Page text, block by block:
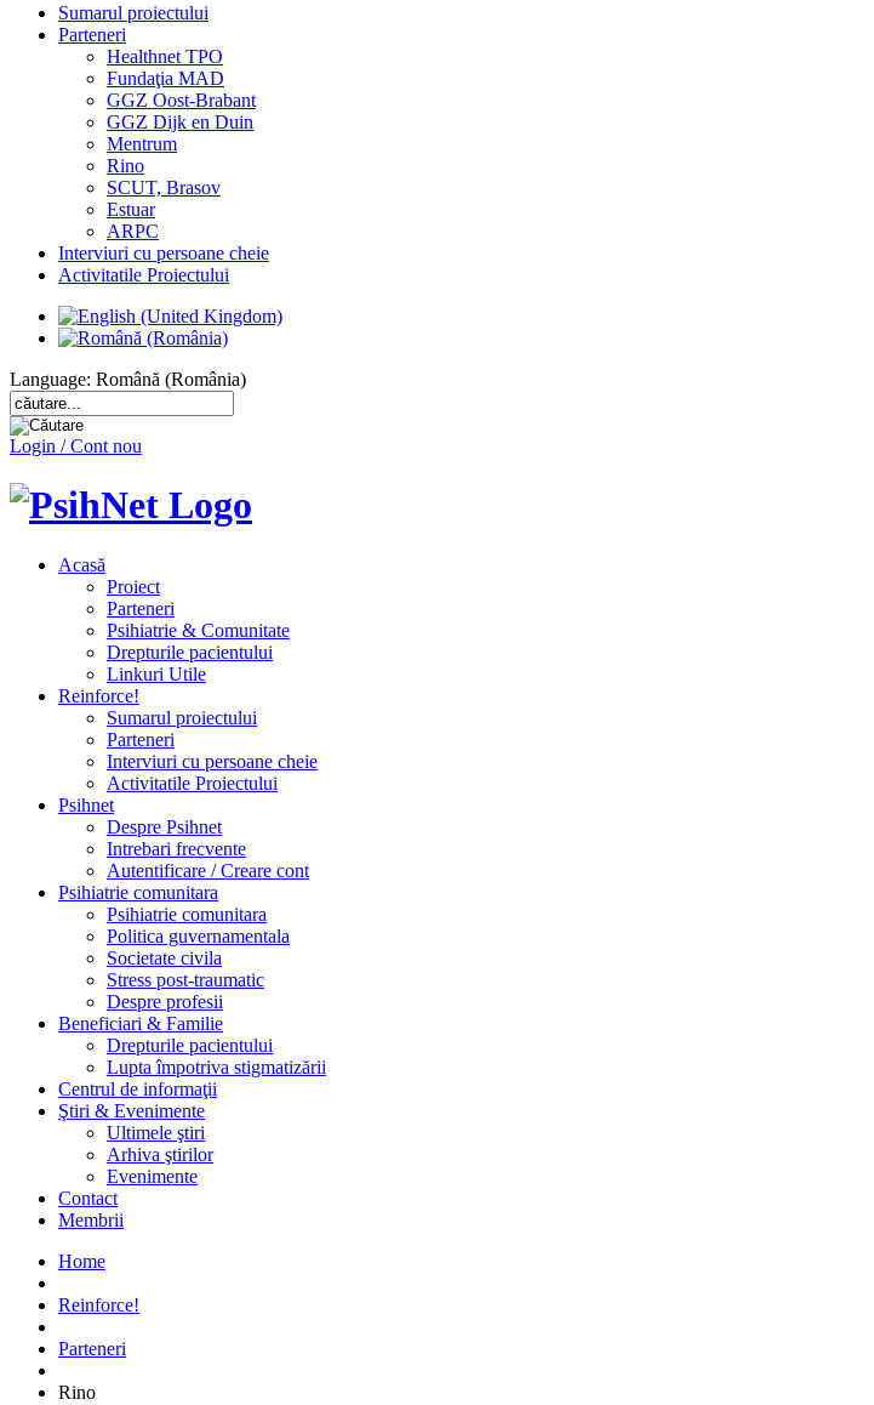
Sumarul proiectului
Parteneri
Healthnet TPO
Fundaţia MAD
GGZ Oost-Brabant
GGZ Dijk en Duin
Mentrum
Rino
SCUT, Brasov
Estuar
ARPC
Interviuri cu persoane cheie
Activitatile Proiectului
Language: Română (România)
Login / Cont nou
Acasă
Proiect
Parteneri
Psihiatrie & Comunitate
Drepturile pacientului
Linkuri Utile
Reinforce!
Sumarul proiectului
Parteneri
Interviuri cu persoane cheie
Activitatile Proiectului
Psihnet
Despre Psihnet
Intrebari frecvente
Autentificare / Creare cont
Psihiatrie comunitara
Psihiatrie comunitara
Politica guvernamentala
Societate civila
Stress post-traumatic
Despre profesii
Beneficiari & Familie
Drepturile pacientului
Lupta împotriva stigmatizării
Centrul de informaţii
Ştiri & Evenimente
Ultimele ştiri
Arhiva ştirilor
Evenimente
Contact
Membrii
Home
Reinforce!
Parteneri
Rino